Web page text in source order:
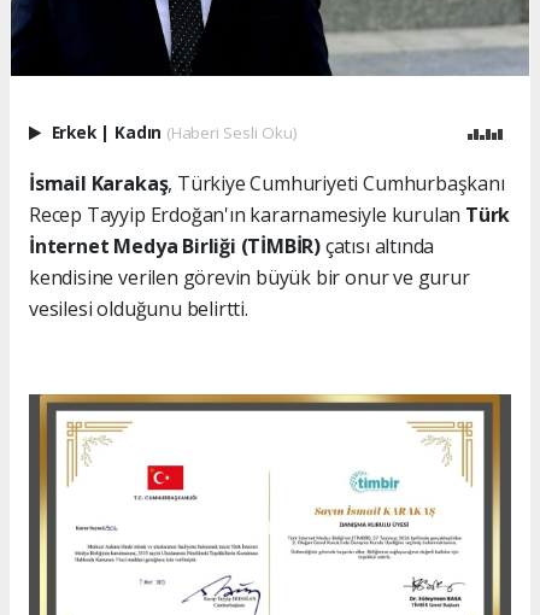
Erkek | Kadın (Haberi Sesli Oku)
İsmail Karakaş, Türkiye Cumhuriyeti Cumhurbaşkanı
Recep Tayyip Erdoğan'ın kararnamesiyle kurulan Türk
İnternet Medya Birliği (TİMBİR)çatısı altında
kendisine verilen görevin büyük bir onur ve gurur
vesilesi olduğunu belirtti.